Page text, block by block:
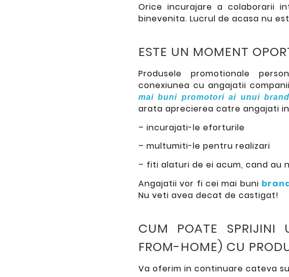
Orice incurajare a colaborarii
binevenita. Lucrul de acasa nu
ESTE UN MOMENT
Produsele promotionale
conexiunea cu angajatii
mai buni promotori ai unui brand
arata aprecierea catre angajati
– incurajati-le eforturile
– multumiti-le pentru realizari
– fiti alaturi de ei acum, cand au
Angajatii vor fi cei mai buni
Nu veti avea decat de castigat!
CUM POATE SPRIJINI
FROM-HOME) CU
Va oferim in continuare cateva